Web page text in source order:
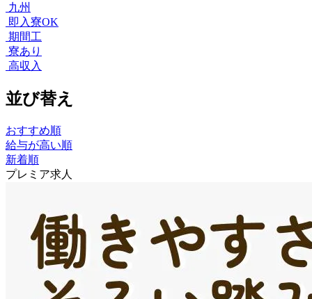
九州
即入寮OK
期間工
寮あり
高収入
並び替え
おすすめ順
給与が高い順
新着順
プレミア求人